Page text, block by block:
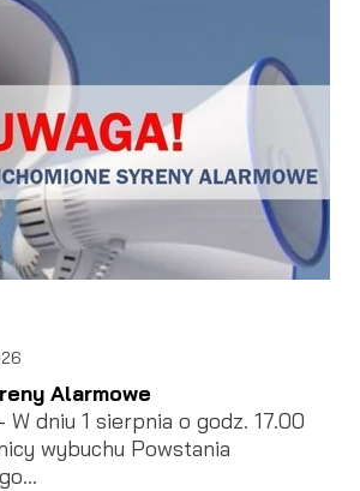
Alarmowe
W dniu 1 sierpnia o godz. 17.00
wybuchu Powstania